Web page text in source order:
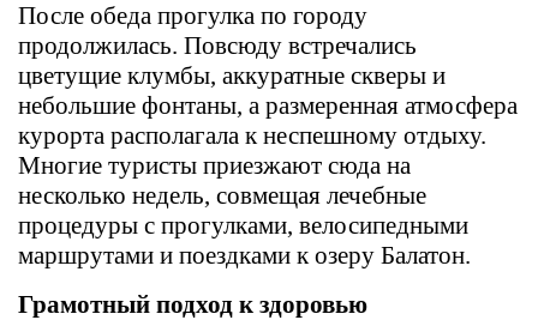
После обеда прогулка по городу
продолжилась. Повсюду встречались
цветущие клумбы, аккуратные скверы и
небольшие фонтаны, а размеренная атмосфера
курорта располагала к неспешному отдыху.
Многие туристы приезжают сюда на
несколько недель, совмещая лечебные
процедуры с прогулками, велосипедными
маршрутами и поездками к озеру Балатон.
Грамотный подход к здоровью